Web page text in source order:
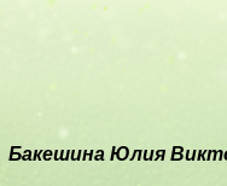
Бакешина Юлия